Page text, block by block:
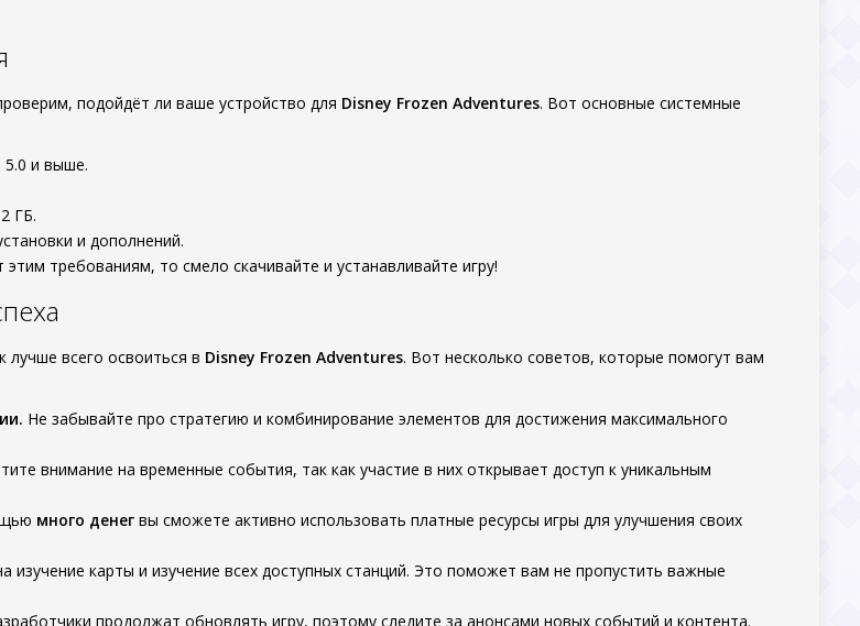
подойдёт ли ваше устройство для Disney Frozen Adventures. Вот основные системные
5.0 и выше.
ГБ.
и дополнений.
требованиям, то смело скачивайте и устанавливайте игру!
лучше всего освоиться в Disney Frozen Adventures. Вот несколько советов, которые помогут вам
Не забывайте про стратегию и комбинирование элементов для достижения максимального
внимание на временные события, так как участие в них открывает доступ к уникальным
много денег вы сможете активно использовать платные ресурсы игры для улучшения своих
изучение карты и изучение всех доступных станций. Это поможет вам не пропустить важные
продолжат обновлять игру, поэтому следите за анонсами новых событий и контента.